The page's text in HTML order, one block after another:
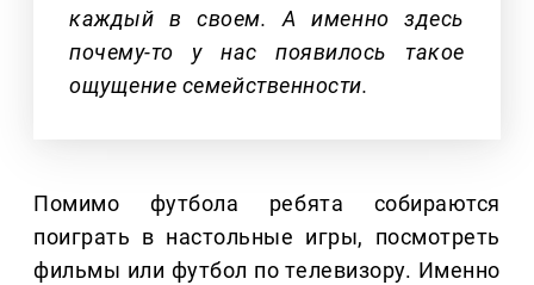
каждый в своем. А именно здесь
почему-то у нас появилось такое
ощущение семейственности.
Помимо футбола ребята собираются
поиграть в настольные игры, посмотреть
фильмы или футбол по телевизору. Именно